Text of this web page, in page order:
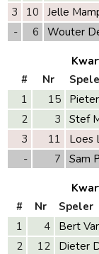
3
10 Jelle
-
6 Wouter
#
Nr
1
15
2
3 Stef
3
11 Loes
-
7 Sam
#
Nr Speler
1
4 Bert
2
12 Dieter